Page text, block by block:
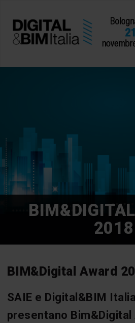
2018
BIM&Digital Award
SAIE e Digital&BIM Italia
presentano